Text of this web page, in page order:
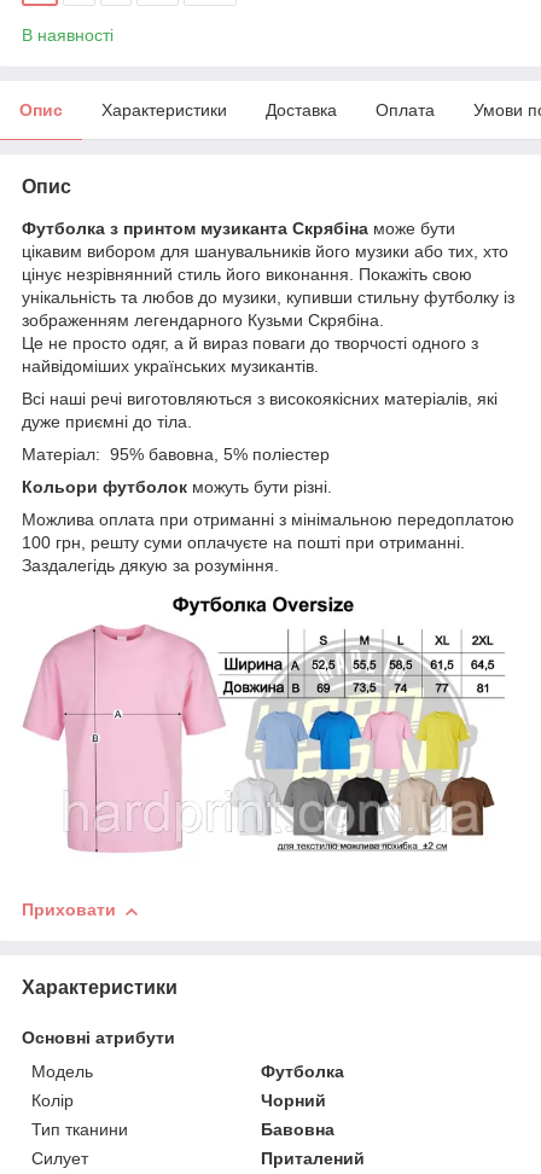
В наявності
Опис Характеристики Доставка Оплата Умови
Опис
Футболка з принтом музиканта Скрябіна може бути
цікавим вибором для шанувальників його музики або тих, хто
цінує незрівнянний стиль його виконання. Покажіть свою
унікальність та любов до музики, купивши стильну футболку із
зображенням легендарного Кузьми Скрябіна.
Це не просто одяг, а й вираз поваги до творчості одного з
найвідоміших українських музикантів.
Всі наші речі виготовляються з високоякісних матеріалів, які
дуже приємні до тіла.
Матеріал: 95% бавовна, 5% поліестер
Кольори футболок можуть бути різні.
Можлива оплата при отриманні з мінімальною передоплатою
100 грн, решту суми оплачуєте на пошті при отриманні.
Заздалегідь дякую за розуміння.
Приховати
Характеристики
Основні атрибути
Модель
Футболка
Колір
Чорний
Тип тканини
Бавовна
Силует
Приталений